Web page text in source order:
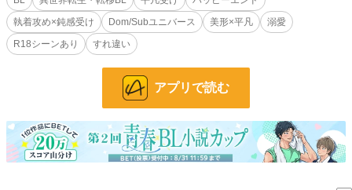
そんな医者からの帰り道に急に道端で体調が悪くなって……。
気づいたら、何やら豪奢なベッドに寝かされていて、傍にはイケメンが座ってい
た。
異世界転移した冴えない社畜サラリーマン×歳下ワンコなイケメン
紆余曲折はあれど、イケメンにくたびれたおじさんがよちよち溺愛されるお話で
冴えないもぶリーマンおじさんがなぜかDomのイケメンに執着されることにな
ります。
傾国のモブおぢ爆誕。
異世界から来たんですよ？
執着攻め×鈍感受け
Dom/Subユニバース 美形×平凡
溺愛
R18シーンあり
すれ違い
アプリで読む